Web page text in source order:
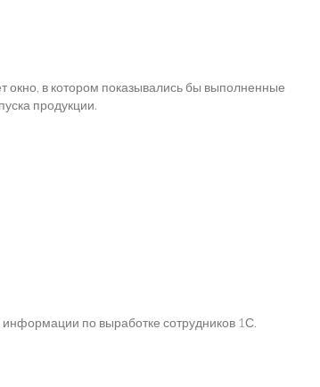
окно, в котором показывались бы выполненные
продукции.
по выработке сотрудников 1С.